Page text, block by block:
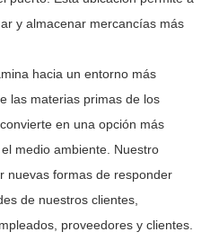
y almacenar mercancías más
hacia un entorno más
las materias primas de los
en una opción más
medio ambiente. Nuestro
nuevas formas de responder
de nuestros clientes,
proveedores y clientes.